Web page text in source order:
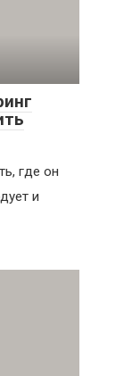
где он
и